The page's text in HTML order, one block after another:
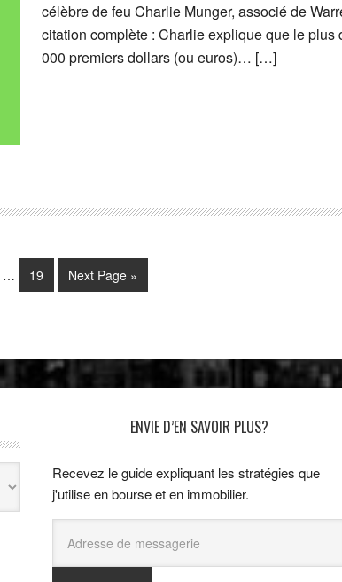
célèbre de feu Charlie Munger, associé de
citation complète : Charlie explique que le
000 premiers dollars (ou euros)… […]
… 19 Next Page »
ENVIE D’EN SAVOIR PLUS?
Recevez le guide expliquant les stratégies que
j'utilise en bourse et en immobilier.